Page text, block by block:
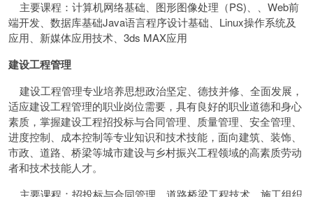
主要课程：计算机网络基础、图形图像处理（PS)、、Web前
端开发、数据库基础Java语言程序设计基础、Linux操作系统及
应用、新媒体应用技术、3ds MAX应用
建设工程管理
建设工程管理专业培养思想政治坚定、德技并修、全面发展，
适应建设工程管理的职业岗位需要，具有良好的职业道德和身心
素质，掌握建设工程招投标与合同管理、质量管理、安全管理、
进度控制、成本控制等专业知识和技术技能，面向建筑、装饰、
市政、道路、桥梁等城市建设与乡村振兴工程领域的高素质劳动
者和技术技能人才。
主要课程：招投标与合同管理、道路桥梁工程技术、施工组织